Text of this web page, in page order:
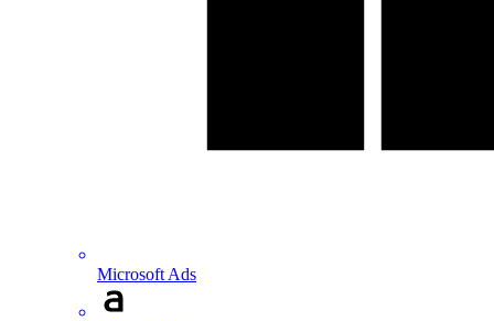
Microsoft Ads